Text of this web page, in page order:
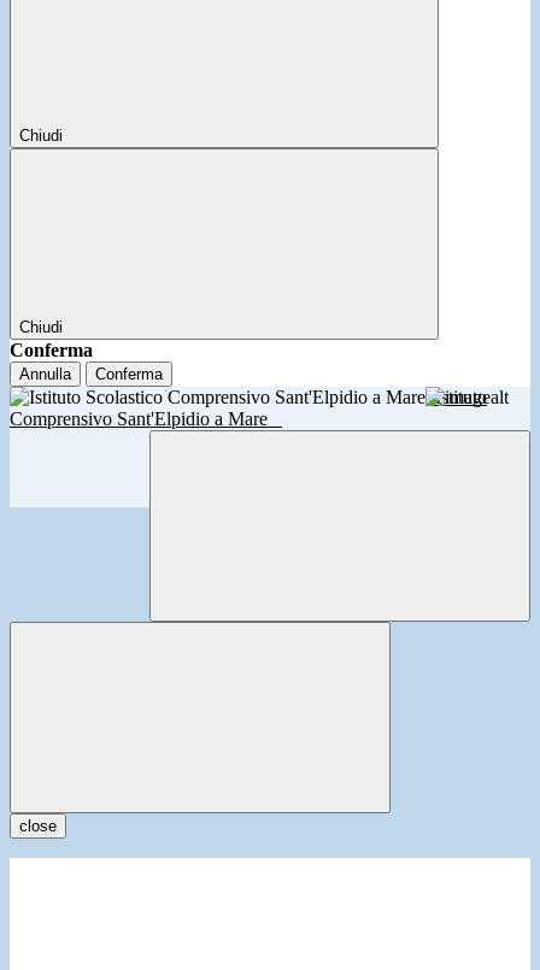
Chiudi
Chiudi
Conferma
Annulla Conferma
Istituto
Comprensivo Sant'Elpidio a Mare
close